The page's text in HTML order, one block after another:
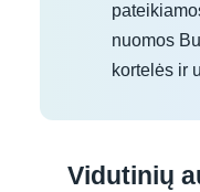
nuomos
kortelės ir
Vidutinių